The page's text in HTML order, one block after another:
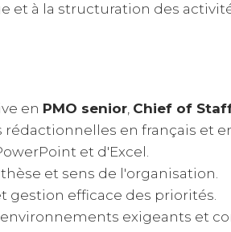
et à la structuration des
en PMO senior, Chief of
en français et
et d'Excel.
et sens de l'organisation.
gestion efficace des priorités.
exigeants et